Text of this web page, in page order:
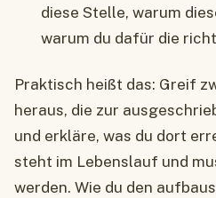
diese Stelle, warum
warum du dafür die
Praktisch heißt das: Greif
heraus, die zur
und erkläre, was du dort
steht im Lebenslauf und
werden. Wie du den